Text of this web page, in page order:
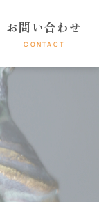
お問い合わせ
CONTACT